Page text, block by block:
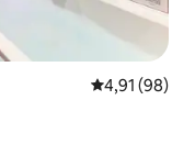
Évaluation
4,91 (98)